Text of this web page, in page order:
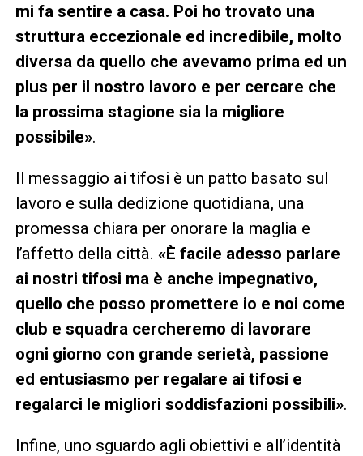
mi fa sentire a casa. Poi ho trovato una
struttura eccezionale ed incredibile, molto
diversa da quello che avevamo prima ed un
plus per il nostro lavoro e per cercare che
la prossima stagione sia la migliore
possibile».
Il messaggio ai tifosi è un patto basato sul
lavoro e sulla dedizione quotidiana, una
promessa chiara per onorare la maglia e
l’affetto della città. «È facile adesso parlare
ai nostri tifosi ma è anche impegnativo,
quello che posso promettere io e noi come
club e squadra cercheremo di lavorare
ogni giorno con grande serietà, passione
ed entusiasmo per regalare ai tifosi e
regalarci le migliori soddisfazioni possibili».
Infine, uno sguardo agli obiettivi e all’identità